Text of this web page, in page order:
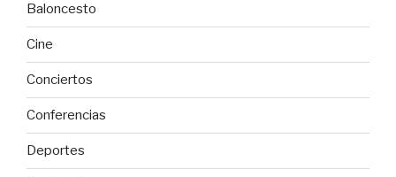
Baloncesto
Cine
Conciertos
Conferencias
Deportes